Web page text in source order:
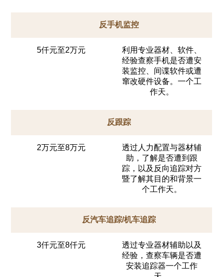
反手机监控
5仟元至2万元
利用专业器材、软件、
经验查察手机是否遭安
装监控、间谍软件或遭
窜改硬件设备。一个工
作天。
反跟踪
2万元至8万元
透过人力配置与器材辅
助，了解是否遭到跟
踪，以及反向追踪对方
暨了解其目的和背景一
个工作天。
反汽车追踪/机车追踪
3仟元至8仟元
透过专业器材辅助以及
经验，查察车辆是否遭
安装追踪器一个工作